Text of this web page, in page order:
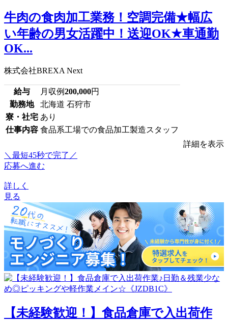
牛肉の食肉加工業務！空調完備★幅広
い年齢の男女活躍中！送迎OK★車通勤
OK...
株式会社BREXA Next
給与 月収例200,000円
勤務地
北海道 石狩市
寮・社宅 あり
仕事内容 食品系工場での食品加工製造スタッフ
詳細を表示
＼最短45秒で完了／
応募へ進む
詳しく
見る
【未経験歓迎！】食品倉庫で入出荷作